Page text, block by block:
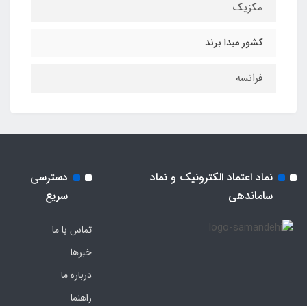
مکزیک
کشور مبدا برند
فرانسه
نماد اعتماد الکترونیک و نماد
ساماندهی
دسترسی
سریع
تماس با ما
خبرها
درباره ما
راهنما